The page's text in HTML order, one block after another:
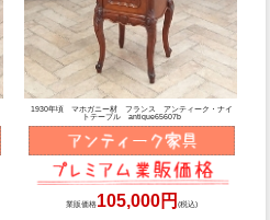
1930年頃 マホガニー材 フランス アンティーク・ナイ
トテーブル antique65607b
業販価格105,000円 (税込)